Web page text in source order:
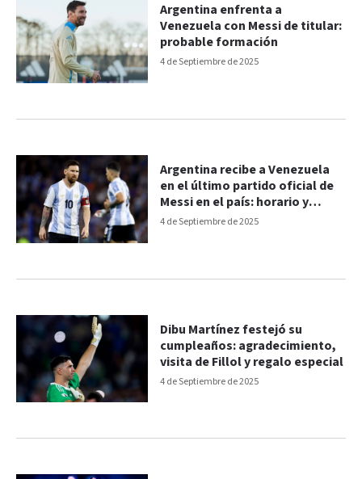
4 de Septiembre de 2025
Argentina enfrenta a
Venezuela con Messi de titular:
probable formación
4 de Septiembre de 2025
Argentina recibe a Venezuela
en el último partido oficial de
Messi en el país: horario y
formaciones
4 de Septiembre de 2025
Dibu Martínez festejó su
cumpleaños: agradecimiento,
visita de Fillol y regalo especial